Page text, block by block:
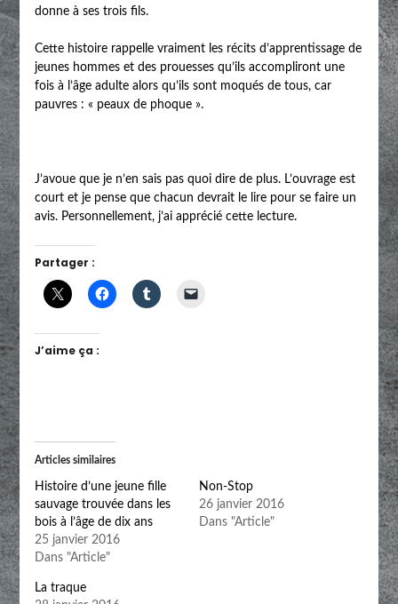
donne à ses trois fils.
Cette histoire rappelle vraiment les récits d’apprentissage de
jeunes hommes et des prouesses qu’ils accompliront une
fois à l’âge adulte alors qu’ils sont moqués de tous, car
pauvres : « peaux de phoque ».
J’avoue que je n’en sais pas quoi dire de plus. L’ouvrage est
court et je pense que chacun devrait le lire pour se faire un
avis. Personnellement, j’ai apprécié cette lecture.
Partager :
J’aime ça :
Articles similaires
Histoire d’une jeune fille
sauvage trouvée dans les
bois à l’âge de dix ans
25 janvier 2016
Dans "Article"
Non-Stop
26 janvier 2016
Dans "Article"
La traque